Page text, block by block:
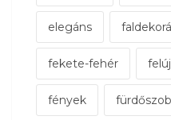
elegáns
fekete-fehér
fények